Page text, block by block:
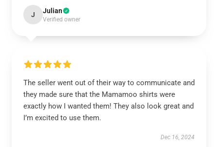
J Julian
Verified owner
The seller went out of their way to communicate and
they made sure that the Mamamoo shirts were
exactly how I wanted them! They also look great and
I’m excited to use them.
Dec 16, 2024